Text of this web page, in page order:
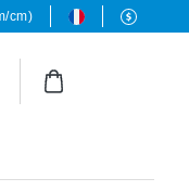
cm)